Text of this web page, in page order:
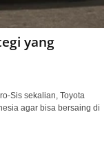
yang
Sis sekalian, Toyota
agar bisa bersaing di